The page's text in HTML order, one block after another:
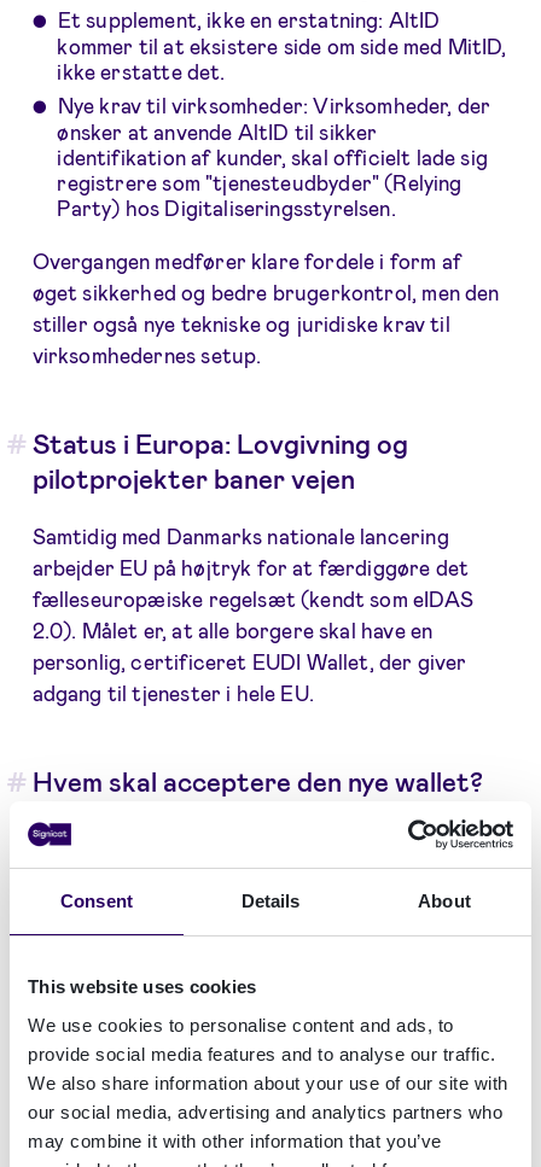
Consent Details About
This website uses cookies
We use cookies to personalise content and ads, to
provide social media features and to analyse our traffic.
We also share information about your use of our site with
our social media, advertising and analytics partners who
may combine it with other information that you’ve
Et supplement, ikke en erstatning: AltID
kommer til at eksistere side om side med MitID,
ikke erstatte det.
Nye krav til virksomheder: Virksomheder, der
ønsker at anvende AltID til sikker
identifikation af kunder, skal officielt lade sig
registrere som "tjenesteudbyder" (Relying
Party) hos Digitaliseringsstyrelsen.
Overgangen medfører klare fordele i form af
øget sikkerhed og bedre brugerkontrol, men den
stiller også nye tekniske og juridiske krav til
virksomhedernes setup.
Status i Europa: Lovgivning og
pilotprojekter baner vejen
Samtidig med Danmarks nationale lancering
arbejder EU på højtryk for at færdiggøre det
fælleseuropæiske regelsæt (kendt som eIDAS
2.0). Målet er, at alle borgere skal have en
personlig, certificeret EUDI Wallet, der giver
adgang til tjenester i hele EU.
Hvem skal acceptere den nye wallet?
Lovgivningen er klar og præcis: Kravet om at
acceptere EUDI Wallet vil gælde for al offentlig
sektor, regulerede brancher som bank, finans,
sundhed, energi og telekommunikation, samt for
medier og markedspladser).
Det er afgørende at forstå omfanget af dette
krav: De omfattede virksomheder skal kunne
acceptere wallets fra samtlige 27+ medlemslande
– også selvom virksomheden ikke har aktiviteter i
de pågældende lande. Dette understreger